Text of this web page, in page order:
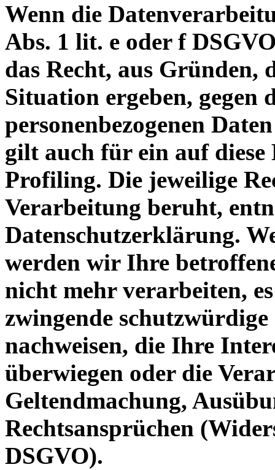
Wenn die
Abs. 1 lit. e oder f
das Recht, aus Gründen,
Situation ergeben,
personenbezogenen
gilt auch für ein auf diese
Profiling. Die jeweilige
Verarbeitung beruht,
Datenschutzerklärung.
werden wir Ihre
nicht mehr verarbeiten,
zwingende
nachweisen, die Ihre
überwiegen oder die
Geltendmachung,
Rechtsansprüchen
DSGVO).